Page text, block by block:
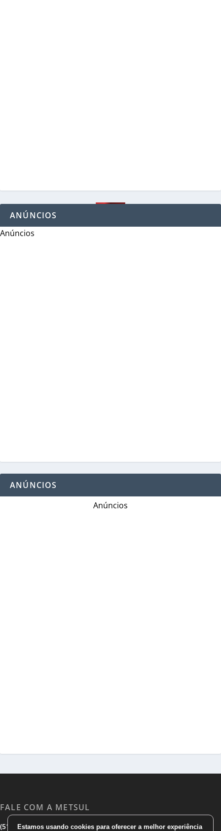
ANÚNCIOS
Anúncios
ANÚNCIOS
Anúncios
FALE COM A METSUL
(51) 3533 1983|(51)3785 7752| comercial@metsul.com
Estamos usando cookies para oferecer a melhor experiência